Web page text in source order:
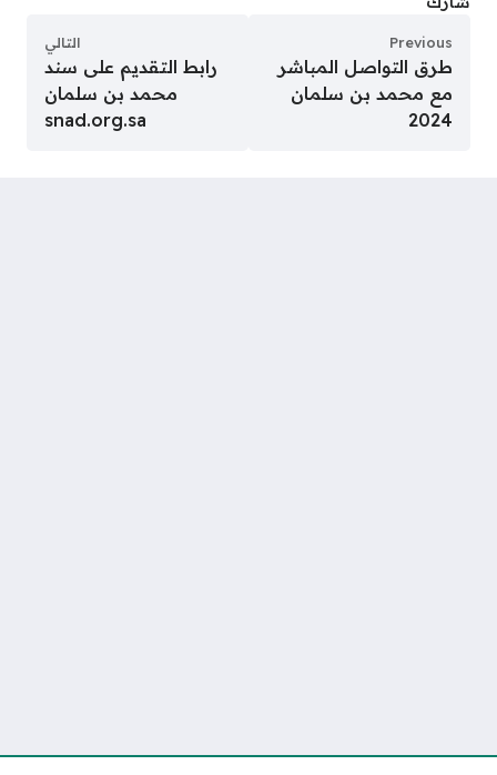
Previous
طرق التواصل المباشر
مع محمد بن سلمان
2024
التالي
رابط التقديم على سند
محمد بن سلمان
snad.org.sa